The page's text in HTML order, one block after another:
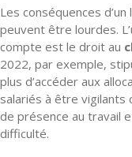
Les conséquences
peuvent être lourdes.
compte est le droit au
2022, par exemple,
plus d’accéder aux
salariés à être vigilants
de présence au travail
difficulté.